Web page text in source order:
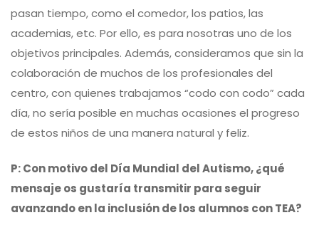
pasan tiempo, como el comedor, los patios, las
academias, etc. Por ello, es para nosotras uno de los
objetivos principales. Además, consideramos que sin la
colaboración de muchos de los profesionales del
centro, con quienes trabajamos “codo con codo” cada
día, no sería posible en muchas ocasiones el progreso
de estos niños de una manera natural y feliz.
P: Con motivo del Día Mundial del Autismo, ¿qué
mensaje os gustaría transmitir para seguir
avanzando en la inclusión de los alumnos con TEA?